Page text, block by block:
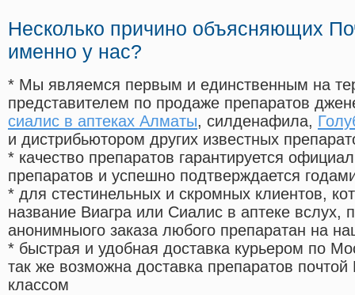
Несколько причино объясняющих
именно у нас?
* Мы являемся первым и единственным на
представителем по продаже препаратов
сиалис в аптеках Алматы, силденафила,
и дистрибьютором других известных
* качество препаратов гарантируется
препаратов и успешно подтверждается
* для стестинельных и скромных клиентов,
название Виагра или Сиалис в аптеке вслух,
анонимныого заказа любого препаратан на
* быстрая и удобная доставка курьером по
так же возможна доставка препаратов
классом